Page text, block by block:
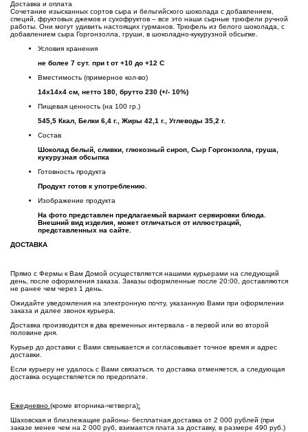
Доставка и оплата
Сочетание изысканных сортов сыра и бельгийского шоколада с добавлением,
специй, фруктовых джемов и сухофруктов – все это наши сырные трюфели ручной
работы. Они могут удивить настоящих гурманов. Трюфель из белого шоколада, с
добавлением сыра Горгонзолла, груши, в шоколадно-кукурузной обсыпке.
Условия хранения
не более 7 сут. при t от +10 до +12 С
Вместимость (примерное кол-во)
14х14х4 см, нетто 180, брутто 230 (+/- 10%)
Пищевая ценность (на 100 гр.)
545,5 Ккал, Белки 6,4 г., Жиры 42,1 г., Углеводы 35,2 г.
Состав
Шоколад белый, сливки, глюкозный сироп, Сыр Горгонзолла, груша,
кукурузная обсыпка
Готовность продукта
Продукт готов к употреблению.
Изображение продукта
На фото представлен предлагаемый вариант сервировки блюда.
Внешний вид изделия, может отличаться от иллюстраций,
представленных на сайте.
ДОСТАВКА
Прямо с Фермы к Вам Домой осуществляется нашими курьерами на следующий
день, после оформления заказа. Заказы оформленные после 20:00, доставляются
не ранее чем через 1 день.
Ожидайте уведомления на электронную почту, указанную Вами при оформлении
заказа и далее звонок курьера.
Доставка производится в два временных интервала - в первой или во второй
половине дня.
Курьер до доставки с Вами связывается и согласовывает точное время и адрес
доставки.
Если курьеру не удалось с Вами связаться, то доставка отменяется, а следующая
доставка осуществляется по предоплате.
Ежедневно (кроме вторника-четверга):
Шаховская и близлежащие районы- бесплатная доставка от 2 000 рублей (при
заказе менее чем на 2 000 руб, взимается плата за доставку, в размере 490 руб.)